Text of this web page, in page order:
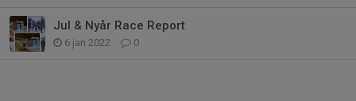
Jul & Nyår Race Report
6 jan 2022 0